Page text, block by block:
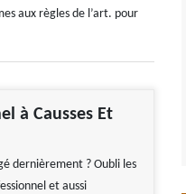
aux règles de l’art. pour
à Causses Et
dernièrement ? Oubli les
et aussi